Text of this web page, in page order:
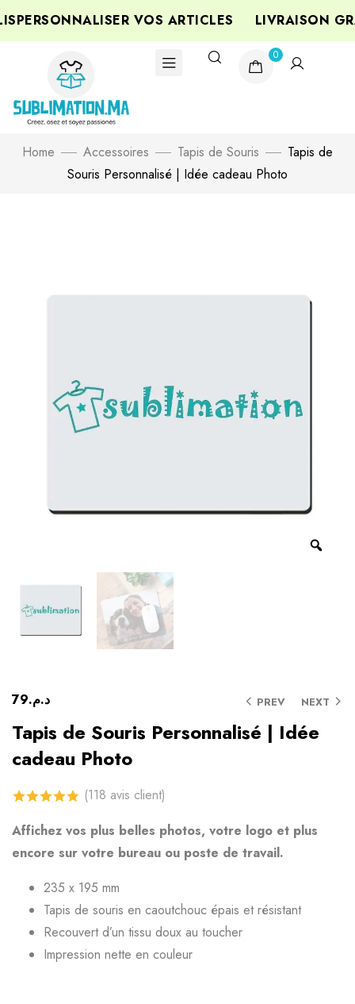
VOS ARTICLES LIVRAISON
0
Home Accessoires Tapis de Souris
Tapis de
Souris Personnalisé | Idée cadeau Photo
PREV NEXT د.م.79
Tapis de Souris Personnalisé | Idée
cadeau Photo
4.8sur 5
basé sur
client
(118 avis client)
Affichez vos plus belles photos, votre logo et plus
encore sur votre bureau ou poste de travail.
235 x 195 mm
Tapis de souris en caoutchouc épais et résistant
Recouvert d’un tissu doux au toucher
Impression nette en couleur